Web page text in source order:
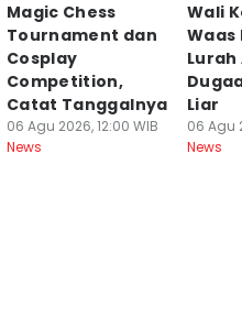
Magic Chess
Tournament dan
Cosplay
Competition,
Catat Tanggalnya
06 Agu 2026, 12:00 WIB
News
Wali
Lurah
Liar
06 Agu
News